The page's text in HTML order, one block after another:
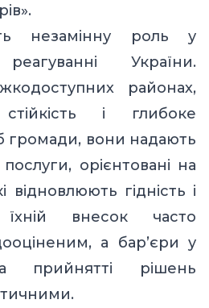
незамінну роль у
України.
районах,
і глибоке
громади, вони надають
орієнтовані на
відновлюють гідність і
внесок часто
а бар’єри у
прийнятті рішень